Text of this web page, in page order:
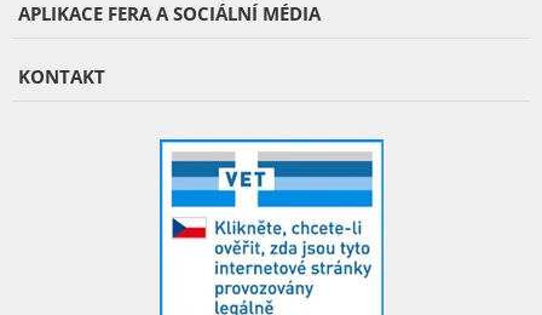
APLIKACE FERA A SOCIÁLNÍ MÉDIA
KONTAKT